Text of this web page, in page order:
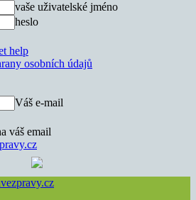
vaše uživatelské jméno
heslo
help
osobních údajů
Váš e-mail
váš email